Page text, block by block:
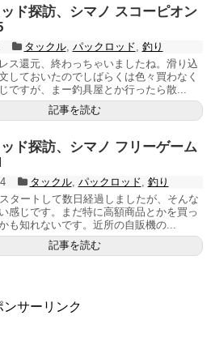
ド探訪、シマノ スコーピオン
タックル, パックロッド 釣り
ス還元、終わっちゃいましたね。滑り込
しておいたのでしばらくは色々買わなく
ですが、まー釣具屋とか行ったら散...
記事を読む
ド探訪、シマノ フリーゲーム
タックル, パックロッド 釣り
タートして数日経過しましたが、そんな
感じです。まだ特に高額商品とかを買っ
も知れないです。近所の自販機の...
記事を読む
ンサーリンク